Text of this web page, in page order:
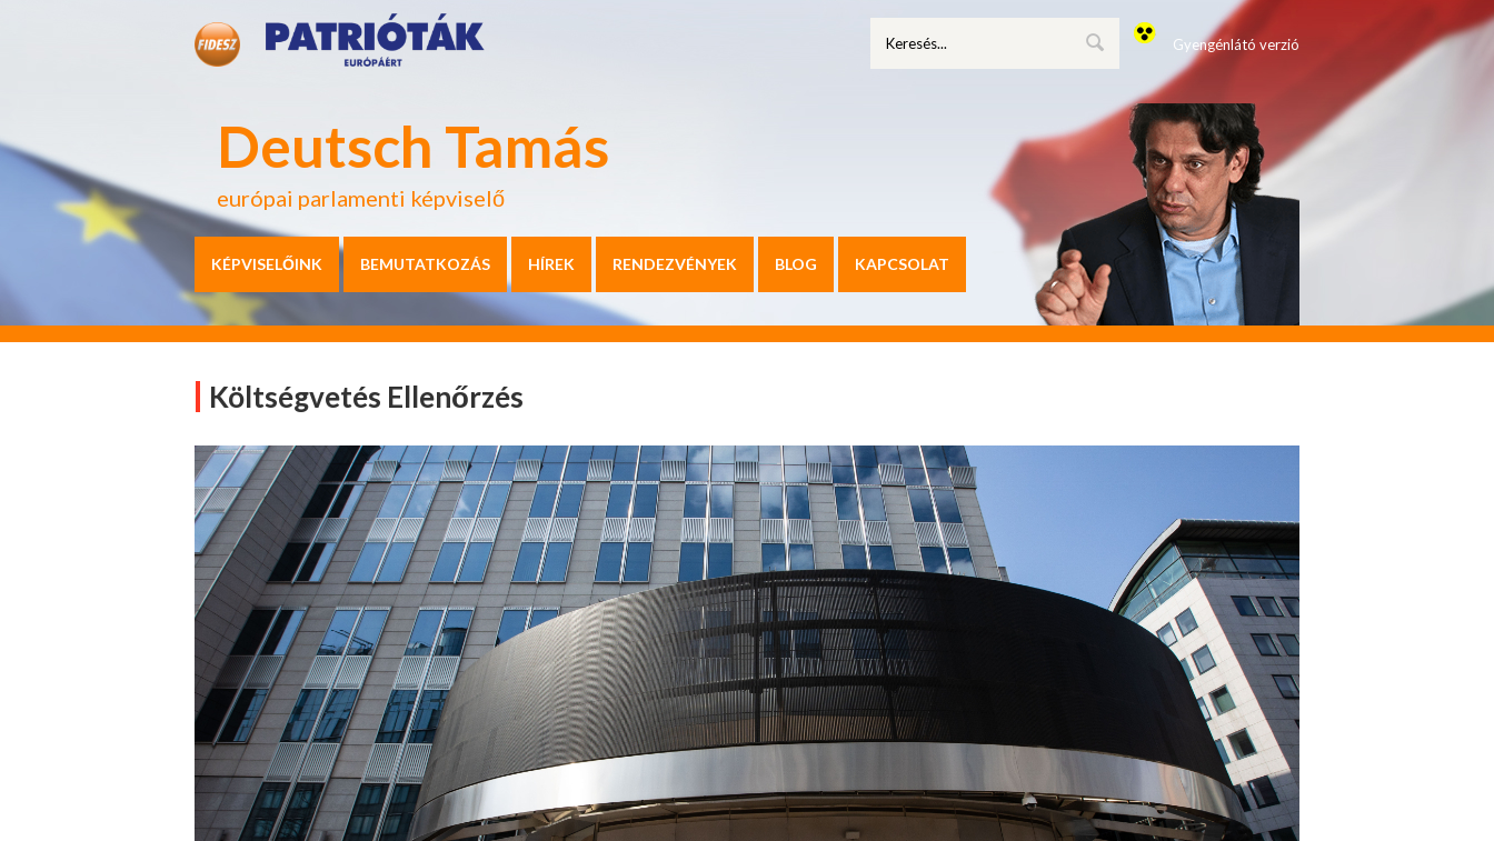
Deutsch Tamás
európai parlamenti képviselő
Gyengénlátó verzió
KÉPVISELŐINK BEMUTATKOZÁS HÍREK RENDEZVÉNYEK BLOG KAPCSOLAT
Költségvetés Ellenőrzés